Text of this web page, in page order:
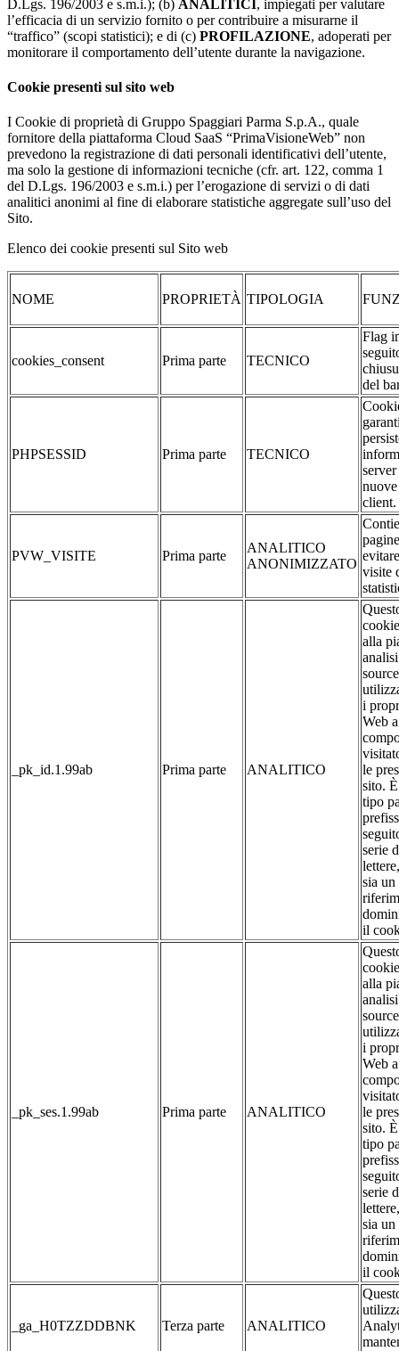
D.Lgs. 196/2003 e s.m.i.); (b) ANALITICI , impiegati per valutare
l’efficacia di un servizio fornito o per contribuire a misurarne il
“traffico” (scopi statistici); e di (c) PROFILAZIONE, adoperati per
monitorare il comportamento dell’utente durante la navigazione.
Cookie presenti sul sito web
I Cookie di proprietà di Gruppo Spaggiari Parma S.p.A., quale
fornitore della piattaforma Cloud SaaS “PrimaVisioneWeb” non
prevedono la registrazione di dati personali identificativi dell’utente,
ma solo la gestione di informazioni tecniche (cfr. art. 122, comma 1
del D.Lgs. 196/2003 e s.m.i.) per l’erogazione di servizi o di dati
analitici anonimi al fine di elaborare statistiche aggregate sull’uso del
Sito.
Elenco dei cookie presenti sul Sito web
NOME PROPRIETÀ TIPOLOGIA
cookies_consent Prima parte TECNICO
Flag
del
PHPSESSID Prima parte TECNICO
client.
PVW_VISITE Prima parte
ANALITICO
ANONIMIZZATO
visite
_pk_id.1.99ab Prima parte ANALITICO
alla
i
Web
le
sito.
tipo
serie
sia
il
_pk_ses.1.99ab Prima parte ANALITICO
alla
i
Web
le
sito.
tipo
serie
sia
il
_ga_H0TZZDDBNK Terza parte ANALITICO